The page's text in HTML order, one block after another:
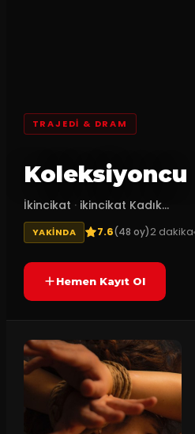
TRAJEDI & DRAM
Koleksiyoncu
İkincikat · ikincikat Kadık...
YAKINDA 7.6(48 oy)2 dakika
Hemen Kayıt Ol